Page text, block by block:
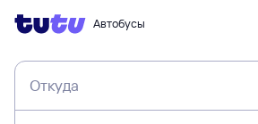
Автобусы
Откуда